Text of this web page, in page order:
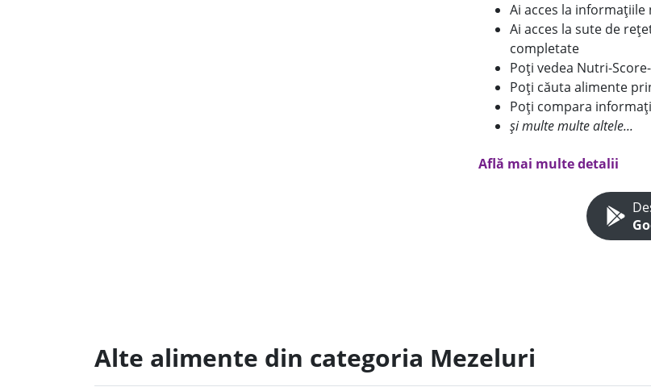
Ai acces la
Ai acces la sute de
completate
Poți vedea Nutri-
Poți căuta alimente
Poți compara
și multe multe altele...
Află mai multe detalii
Alte alimente din categoria Mezeluri